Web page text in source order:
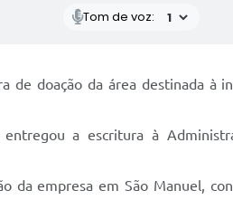
Tom de voz:
doação da área destinada à
a escritura à
da empresa em São Manuel,